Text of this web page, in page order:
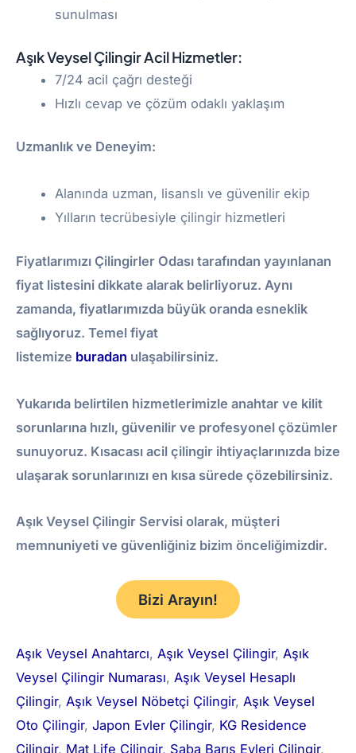
sunulması
Aşık Veysel Çilingir Acil Hizmetler:
7/24 acil çağrı desteği
Hızlı cevap ve çözüm odaklı yaklaşım
Uzmanlık ve Deneyim:
Alanında uzman, lisanslı ve güvenilir ekip
Yılların tecrübesiyle çilingir hizmetleri
Fiyatlarımızı Çilingirler Odası tarafından yayınlanan
fiyat listesini dikkate alarak belirliyoruz. Aynı
zamanda, fiyatlarımızda büyük oranda esneklik
sağlıyoruz. Temel fiyat
listemize buradan ulaşabilirsiniz.
Yukarıda belirtilen hizmetlerimizle anahtar ve kilit
sorunlarına hızlı, güvenilir ve profesyonel çözümler
sunuyoruz. Kısacası acil çilingir ihtiyaçlarınızda bize
ulaşarak sorunlarınızı en kısa sürede çözebilirsiniz.
Aşık Veysel Çilingir Servisi olarak, müşteri
memnuniyeti ve güvenliğiniz bizim önceliğimizdir.
Bizi Arayın!
Aşık Veysel Anahtarcı, Aşık Veysel Çilingir, Aşık
Veysel Çilingir Numarası, Aşık Veysel Hesaplı
Çilingir, Aşık Veysel Nöbetçi Çilingir, Aşık Veysel
Oto Çilingir, Japon Evler Çilingir, KG Residence
Çilingir, Mat Life Çilingir, Saba Barış Evleri Çilingir